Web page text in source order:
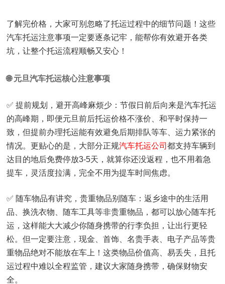
了解完价格，大家可别忽略了托运过程中的细节问题！这些
汽车托运注意事项一定要逐条记牢，能帮你有效避开各类
坑，让整个托运流程顺畅又安心！
🌐 元旦汽车托运核心注意事项
✅ 提前规划，避开高峰麻烦少：节假日前后向来是汽车托运
的高峰期，即便元旦前后托运价格不涨价、和平时保持一
致，但提前办理托运能有效避免后期排队等车、运力紧张的
情况。更贴心的是，大部分正规汽车托运公司都支持车辆到
达目的地后免费停放3-5天，就算你还没返程，也不用着急
提车，灵活度拉满，完全不用为提车时间焦虑。
✅ 随车物品有讲究，贵重物品别随车：返乡途中的生活用
品、换洗衣物、随车工具等非贵重物品，都可以放心随车托
运，这样能大大减少你随身携带的行李负担，让出行更轻
松。但一定要注意，现金、首饰、名贵手表、电子产品等贵
重物品绝对不能放在车上！这类物品价值高、易丢失，且托
运过程中难以全程监管，建议大家随身携带，确保财物安
全。